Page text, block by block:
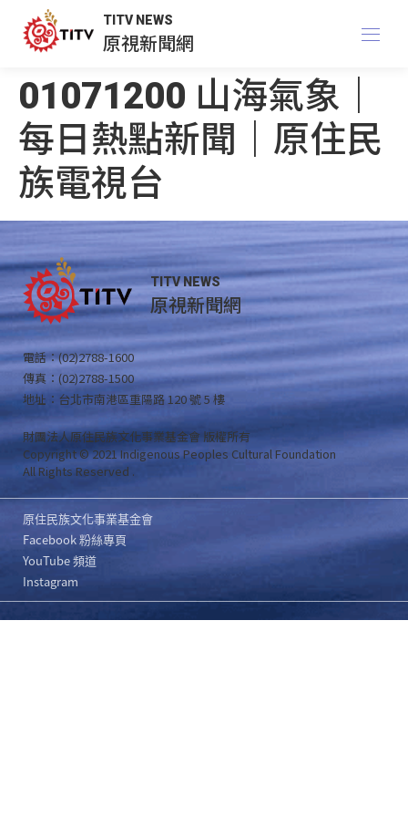
TITV NEWS
原視新聞網
01071200 山海氣象｜
每日熱點新聞｜原住民
族電視台
TITV NEWS
原視新聞網
電話：(02)2788-1600
傳真：(02)2788-1500
地址：台北市南港區重陽路 120 號 5 樓
財團法人原住民族文化事業基金會 版權所有
Copyright © 2021 Indigenous Peoples Cultural Foundation
All Rights Reserved .
原住民族文化事業基金會
Facebook 粉絲專頁
YouTube 頻道
Instagram